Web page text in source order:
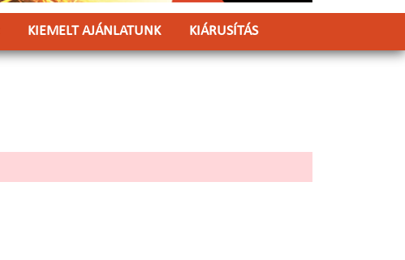
KIEMELT AJÁNLATUNK KIÁRUSÍTÁS